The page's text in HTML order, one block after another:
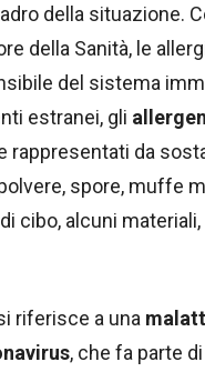
della situazione.
della Sanità, le
del sistema
estranei, gli
rappresentati da
spore, muffe
cibo, alcuni materiali,
riferisce a una
, che fa parte